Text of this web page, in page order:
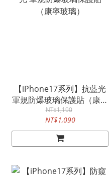
【iPhone17系列】抗藍光
軍規防爆玻璃保護貼（康寧
玻璃）
NT$1,190
NT$1,090